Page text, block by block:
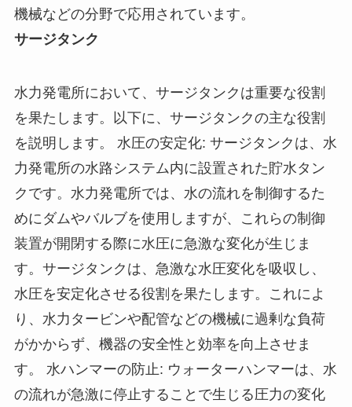
機械などの分野で応用されています。
サージタンク
水力発電所において、サージタンクは重要な役割
を果たします。以下に、サージタンクの主な役割
を説明します。 水圧の安定化: サージタンクは、水
力発電所の水路システム内に設置された貯水タン
クです。水力発電所では、水の流れを制御するた
めにダムやバルブを使用しますが、これらの制御
装置が開閉する際に水圧に急激な変化が生じま
す。サージタンクは、急激な水圧変化を吸収し、
水圧を安定化させる役割を果たします。これによ
り、水力タービンや配管などの機械に過剰な負荷
がかからず、機器の安全性と効率を向上させま
す。 水ハンマーの防止: ウォーターハンマーは、水
の流れが急激に停止することで生じる圧力の変化